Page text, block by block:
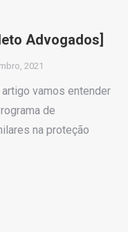
Advogados]
2021
vamos entender
de
na proteção